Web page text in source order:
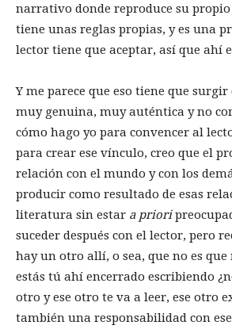
narrativo donde reproduce su
tiene unas reglas propias, y es una
lector tiene que aceptar, así que ahí
Y me parece que eso tiene que
muy genuina, muy auténtica y no
cómo hago yo para convencer al
para crear ese vínculo, creo que el
relación con el mundo y con los
producir como resultado de esas
literatura sin estar a priori
suceder después con el lector, pero
hay un otro allí, o sea, que no es que
estás tú ahí encerrado escribiendo
otro y ese otro te va a leer, ese otro
también una responsabilidad con